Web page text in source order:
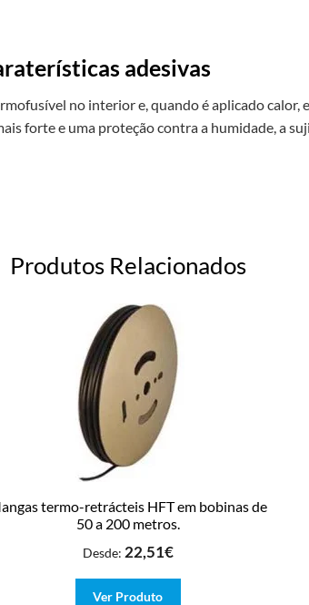
adesivas
no interior e, quando é aplicado calor,
forte e uma proteção contra a humidade, a
Produtos Relacionados
termo-retrácteis HFT em bobinas de
50 a 200 metros.
Desde: 22,51€
Ver Produto